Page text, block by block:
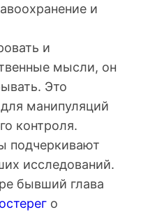
и
и
мысли, он
Это
манипуляций
контроля.
подчеркивают
исследований.
бывший глава
о